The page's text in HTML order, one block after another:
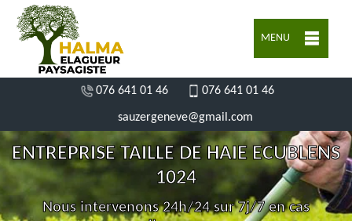
MENU
076 641 01 46 076 641 01 46
sauzergeneve@gmail.com
ENTREPRISE TAILLE DE HAIE ECUBLENS
1024
Nous intervenons 24h/24 sur 7j/7 en cas